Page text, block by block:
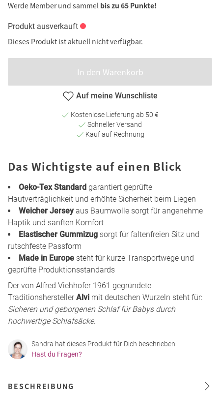
Werde Member und sammel bis zu 65 Punkte!
Produkt ausverkauft
Dieses Produkt ist aktuell nicht verfügbar.
In den Warenkorb
Auf meine Wunschliste
Kostenlose Lieferung ab 50 €
Schneller Versand
Kauf auf Rechnung
Das Wichtigste auf einen Blick
Oeko-Tex Standard garantiert geprüfte
Hautverträglichkeit und erhöhte Sicherheit beim Liegen
Weicher Jerseyaus Baumwolle sorgt für angenehme
Haptik und sanften Komfort
Elastischer Gummizug sorgt für faltenfreien Sitz und
rutschfeste Passform
Made in Europe steht für kurze Transportwege und
geprüfte Produktionsstandards
Der von Alfred Viehhofer 1961 gegründete
TraditionsherstellerAlvi mit deutschen Wurzeln steht für:
Sicheren und geborgenen Schlaf für Babys durch
hochwertige Schlafsäcke.
Sandra hat dieses Produkt für Dich beschrieben.
Hast du Fragen?
BESCHREIBUNG